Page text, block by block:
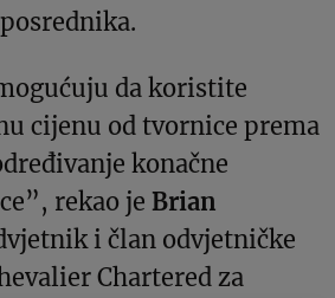
da koristite
cijenu od tvornice prema
konačne
rekao je Brian
i član odvjetničke
Chartered za